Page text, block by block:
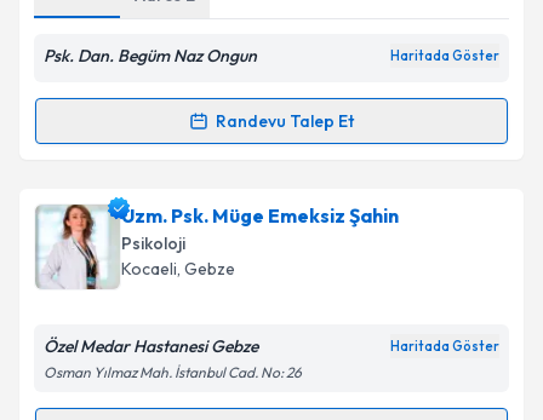
'ni okudum ve kişisel verilerimin belirtilen
kapsamda işlenmesini kabul ediyorum.
Takvim Talebini Gönder
Adres 2
Psk. Dan. Begüm Naz Ongun
Randevu Talep Et
Randevu Takvimi Talebi
Psk. Dan. Begüm Naz Onguniçin randevu takvimi
talebi oluşturun. Size bu uzmandan randevu almanız
için bir takvim hazırlandığında e-posta ile
E-posta Adresiniz
Uzm. Psk. Müge Emeksiz Şahin
Psikoloji
Kocaeli, Gebze
Özel Medar Hastanesi Gebze